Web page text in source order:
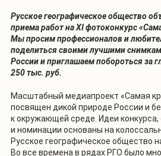
Русское географическое общество
приема работ на XI фотоконкурс
Мы просим профессионалов и
поделиться своими лучшими
России и приглашаем побороться за
250 тыс. руб.
Масштабный медиапроект «Самая
посвящен дикой природе России и
к окружающей среде. Идеи конкурса,
и номинации основаны на
Русское географическое общество
Во все времена в рядах РГО было